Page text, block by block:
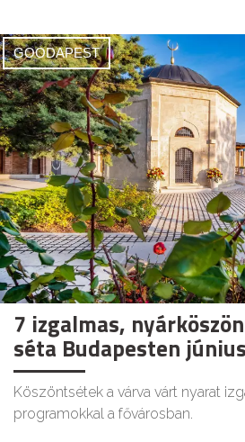
GOODAPEST
7 izgalmas,
séta Budapesten
Köszöntsétek a várva várt nyarat
programokkal a fővárosban.